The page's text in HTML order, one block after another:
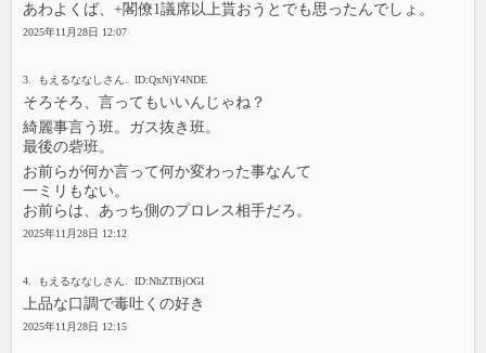
あわよくば、+閣僚1議席以上貰おうとでも思ったんでしょ。
2025年11月28日 12:07
3. もえるななしさん. ID:QxNjY4NDE
そろそろ、言ってもいいんじゃね？
綺麗事言う班。ガス抜き班。
最後の砦班。
お前らが何か言って何か変わった事なんて
一ミリもない。
お前らは、あっち側のプロレス相手だろ。
2025年11月28日 12:12
4. もえるななしさん. ID:NhZTBjOGI
上品な口調で毒吐くの好き
2025年11月28日 12:15